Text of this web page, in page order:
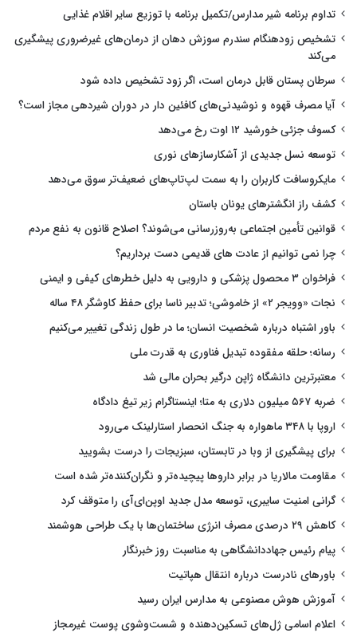
تداوم برنامه شیر مدارس/تکمیل برنامه با توزیع سایر اقلام غذایی
تشخیص زودهنگام سندرم سوزش دهان از درمان‌های غیرضروری پیشگیری
می‌کند
سرطان پستان قابل درمان است، اگر زود تشخیص داده شود
آیا مصرف قهوه و نوشیدنی‌های کافئین دار در دوران شیردهی مجاز است؟
کسوف جزئی خورشید ۱۲ اوت رخ می‌دهد
توسعه نسل جدیدی از آشکارسازهای نوری
مایکروسافت کاربران را به سمت لپ‌تاپ‌های ضعیف‌تر سوق می‌دهد
کشف راز انگشترهای یونان باستان
قوانین تأمین اجتماعی به‌روزرسانی می‌شوند؟ اصلاح قانون به نفع مردم
چرا نمی توانیم از عادت های قدیمی دست برداریم؟
فراخوان ۳ محصول پزشکی و دارویی به دلیل خطرهای کیفی و ایمنی
نجات «وویجر ۲» از خاموشی؛ تدبیر ناسا برای حفظ کاوشگر ۴۸ ساله
باور اشتباه درباره شخصیت انسان؛ ما در طول زندگی تغییر می‌کنیم
رسانه؛ حلقه مفقوده تبدیل فناوری به قدرت ملی
معتبرترین دانشگاه ژاپن درگیر بحران مالی شد
ضربه ۵۶۷ میلیون دلاری به متا؛ اینستاگرام زیر تیغ دادگاه
اروپا با ۳۴۸ ماهواره به جنگ انحصار استارلینک می‌رود
برای پیشگیری از وبا در تابستان، سبزیجات را درست بشویید
مقاومت مالاریا در برابر داروها پیچیده‌تر و نگران‌کننده‌تر شده است
گرانی امنیت سایبری، توسعه مدل جدید اوپن‌ای‌آی را متوقف کرد
کاهش ۲۹ درصدی مصرف انرژی ساختمان‌ها با یک طراحی هوشمند
پیام رئیس جهاددانشگاهی به مناسبت روز خبرنگار
باورهای نادرست درباره انتقال هپاتیت
آموزش هوش مصنوعی به مدارس ایران رسید
اعلام اسامی ژل‌های تسکین‌دهنده و شست‌وشوی پوست غیرمجاز